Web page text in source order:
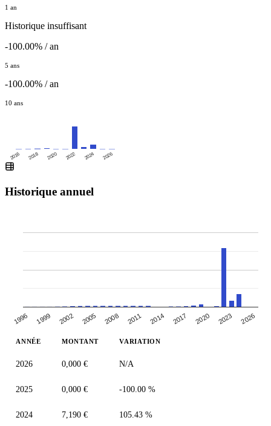
1 an
Historique insuffisant
-100.00% / an
5 ans
-100.00% / an
10 ans
2016 2018 2020 2022 2024 2026
Historique annuel
1996 1999 2002 2005 2008 2011 2014 2017 2020 2023 2026
ANNÉE MONTANT VARIATION
2026 0,000 € N/A
2025 0,000 € -100.00 %
2024 7,190 € 105.43 %